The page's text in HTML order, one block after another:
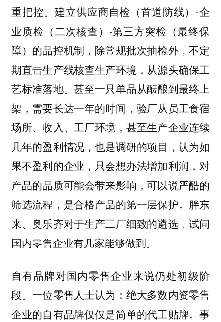
重把控。建立供应商自检（首道防线）-企
业质检（二次核查）-第三方突检（最终保
障）的品控机制，除常规批次抽检外，不定
期直击生产线核查生产环境，从源头确保工
艺标准落地。甚至一只单品从酝酿到最终上
架，需要长达一年的时间，验厂从员工食宿
场所、收入、工厂环境，甚至生产企业连续
几年的盈利情况，也是调研的项目，认为如
果不盈利的企业，只会想办法增加利润，对
产品的品质可能会带来影响，可以说严酷的
筛选流程，是合格产品的第一层保护。 胖东
来、奥乐齐对于生产工厂细致的遴选，试问
国内零售企业有几家能够做到。
自有品牌对国内零售企业来说仍处初级阶
段。一位零售人士认为：绝大多数内资零售
企业的自有品牌仅仅是简单的代工贴牌。事